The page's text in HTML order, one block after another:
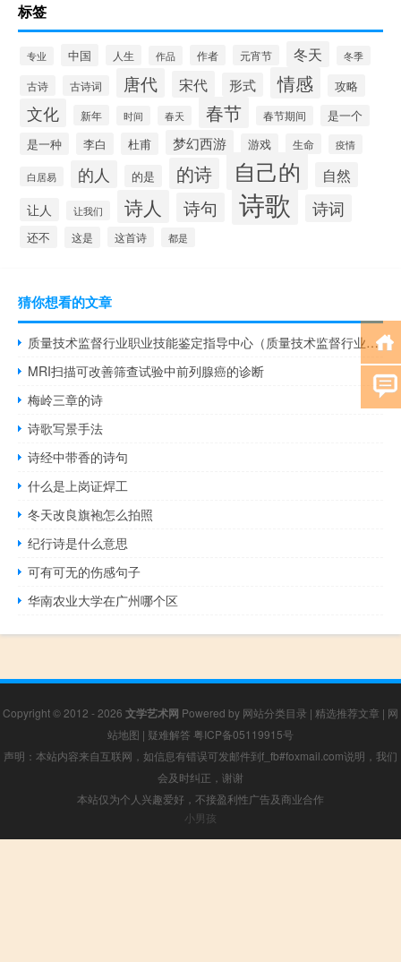
标签
专业 中国 人生 作品 作者 元宵节 冬天 冬季
古诗 古诗词 唐代 宋代 形式 情感 攻略
文化 新年 时间 春天 春节 春节期间 是一个
是一种 李白 杜甫 梦幻西游 游戏 生命 疫情
白居易 的人 的是 的诗 自己的 自然
让人 让我们 诗人 诗句 诗歌 诗词
还不 这是 这首诗 都是
猜你想看的文章
质量技术监督行业职业技能鉴定指导中心（质量技术监督行业职业技能鉴定指导中心）
MRI扫描可改善筛查试验中前列腺癌的诊断
梅岭三章的诗
诗歌写景手法
诗经中带香的诗句
什么是上岗证焊工
冬天改良旗袍怎么拍照
纪行诗是什么意思
可有可无的伤感句子
华南农业大学在广州哪个区
Copyright © 2012 - 2026 文学艺术网 Powered by 网站分类目录 | 精选推荐文章 | 网
站地图 | 疑难解答 粤ICP备05119915号
声明：本站内容来自互联网，如信息有错误可发邮件到f_fb#foxmail.com说明，我们
会及时纠正，谢谢
本站仅为个人兴趣爱好，不接盈利性广告及商业合作
小男孩